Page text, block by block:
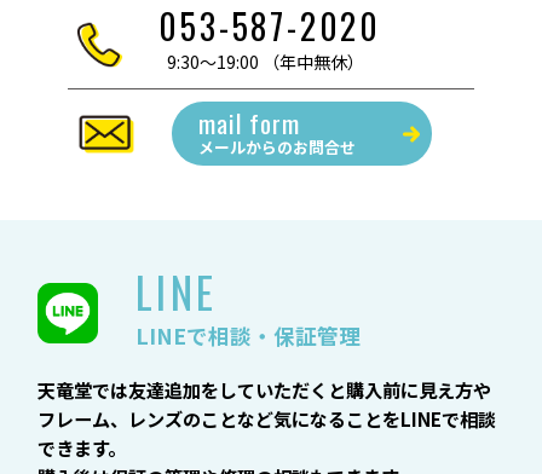
053-587-2020
9:30～19:00 （年中無休）
mail form
メールからのお問合せ
LINE
LINEで相談・保証管理
天竜堂では友達追加をしていただくと購入前に見え方や
フレーム、レンズのことなど気になることをLINEで相談
できます。